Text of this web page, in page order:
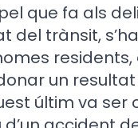
que fa als
del trànsit,
residents,
un resultat
últim va